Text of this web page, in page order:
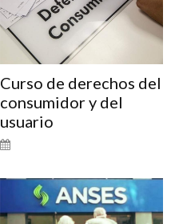
Curso de derechos del
consumidor y del
usuario